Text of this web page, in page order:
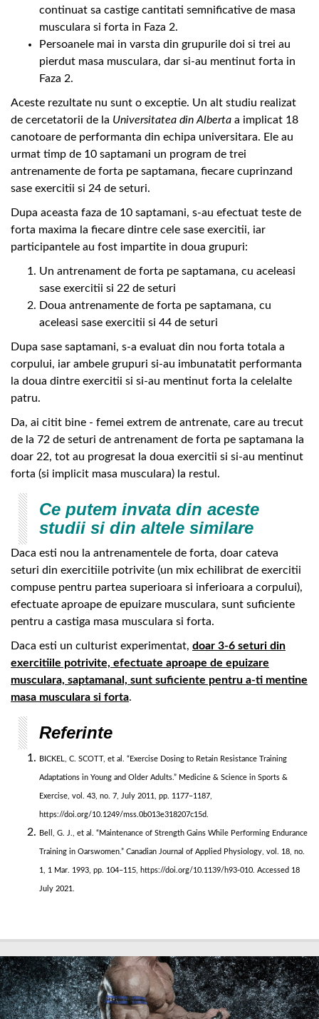
continuat sa castige cantitati semnificative de masa
musculara si forta in Faza 2.
Persoanele mai in varsta din grupurile doi si trei au
pierdut masa musculara, dar si-au mentinut forta in
Faza 2.
Aceste rezultate nu sunt o exceptie. Un alt studiu realizat
de cercetatorii de la Universitatea din Alberta a implicat 18
canotoare de performanta din echipa universitara. Ele au
urmat timp de 10 saptamani un program de trei
antrenamente de forta pe saptamana, fiecare cuprinzand
sase exercitii si 24 de seturi.
Dupa aceasta faza de 10 saptamani, s-au efectuat teste de
forta maxima la fiecare dintre cele sase exercitii, iar
participantele au fost impartite in doua grupuri:
Un antrenament de forta pe saptamana, cu aceleasi
sase exercitii si 22 de seturi
Doua antrenamente de forta pe saptamana, cu
aceleasi sase exercitii si 44 de seturi
Dupa sase saptamani, s-a evaluat din nou forta totala a
corpului, iar ambele grupuri si-au imbunatatit performanta
la doua dintre exercitii si si-au mentinut forta la celelalte
patru.
Da, ai citit bine - femei extrem de antrenate, care au trecut
de la 72 de seturi de antrenament de forta pe saptamana la
doar 22, tot au progresat la doua exercitii si si-au mentinut
forta (si implicit masa musculara) la restul.
Ce putem invata din aceste
studii si din altele similare
Daca esti nou la antrenamentele de forta, doar cateva
seturi din exercitiile potrivite (un mix echilibrat de exercitii
compuse pentru partea superioara si inferioara a corpului),
efectuate aproape de epuizare musculara, sunt suficiente
pentru a castiga masa musculara si forta.
Daca esti un culturist experimentat, doar 3-6 seturi din
exercitiile potrivite, efectuate aproape de epuizare
musculara, saptamanal, sunt suficiente pentru a-ti mentine
masa musculara si forta.
Referinte
BICKEL, C. SCOTT, et al. “Exercise Dosing to Retain Resistance Training
Adaptations in Young and Older Adults.” Medicine & Science in Sports &
Exercise, vol. 43, no. 7, July 2011, pp. 1177–1187,
https://doi.org/10.1249/mss.0b013e318207c15d.
Bell, G. J., et al. “Maintenance of Strength Gains While Performing Endurance
Training in Oarswomen.” Canadian Journal of Applied Physiology, vol. 18, no.
1, 1 Mar. 1993, pp. 104–115, https://doi.org/10.1139/h93-010. Accessed 18
July 2021.